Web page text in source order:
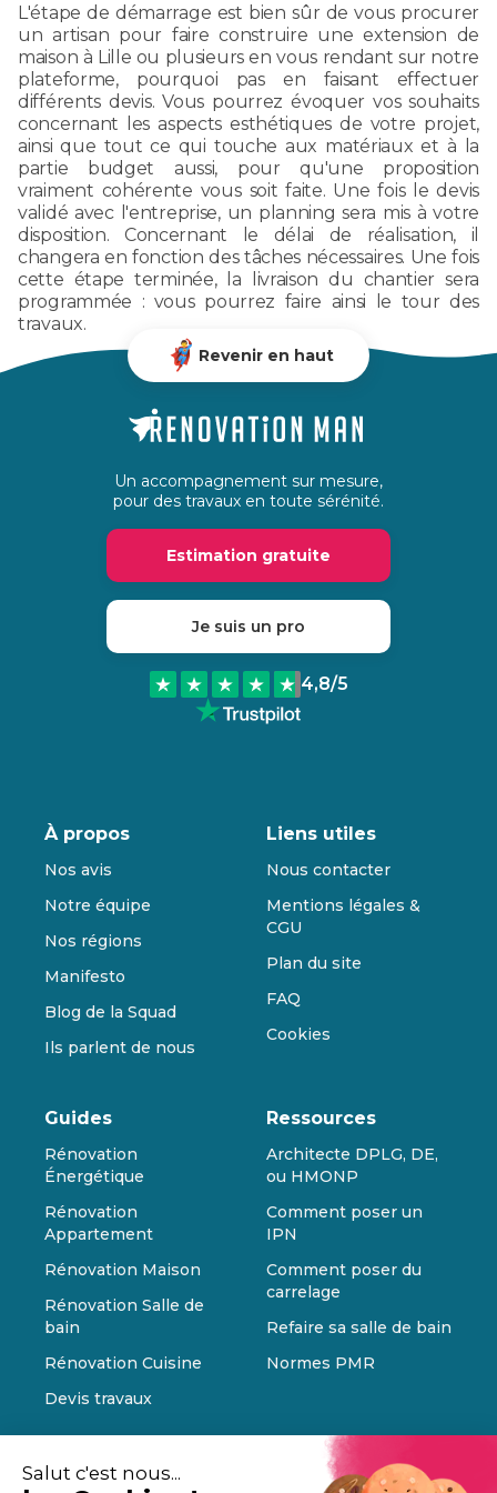
Salut c'est nous...
L'étape de démarrage est bien sûr de vous procurer
un artisan pour faire construire une extension de
maison à Lille ou plusieurs en vous rendant sur notre
plateforme, pourquoi pas en faisant effectuer
différents devis. Vous pourrez évoquer vos souhaits
concernant les aspects esthétiques de votre projet,
ainsi que tout ce qui touche aux matériaux et à la
partie budget aussi, pour qu'une proposition
vraiment cohérente vous soit faite. Une fois le devis
validé avec l'entreprise, un planning sera mis à votre
disposition. Concernant le délai de réalisation, il
changera en fonction des tâches nécessaires. Une fois
cette étape terminée, la livraison du chantier sera
programmée : vous pourrez faire ainsi le tour des
travaux.
Revenir en haut
Un accompagnement sur mesure,
pour des travaux en toute sérénité.
Estimation gratuite
Je suis un pro
4,8/5
À propos
Nos avis
Notre équipe
Nos régions
Manifesto
Blog de la Squad
Ils parlent de nous
Liens utiles
Nous contacter
Mentions légales &
CGU
Plan du site
FAQ
Cookies
Guides
Rénovation
Énergétique
Rénovation
Appartement
Rénovation Maison
Rénovation Salle de
bain
Rénovation Cuisine
Devis travaux
Ressources
Architecte DPLG, DE,
ou HMONP
Comment poser un
IPN
Comment poser du
carrelage
Refaire sa salle de bain
Normes PMR